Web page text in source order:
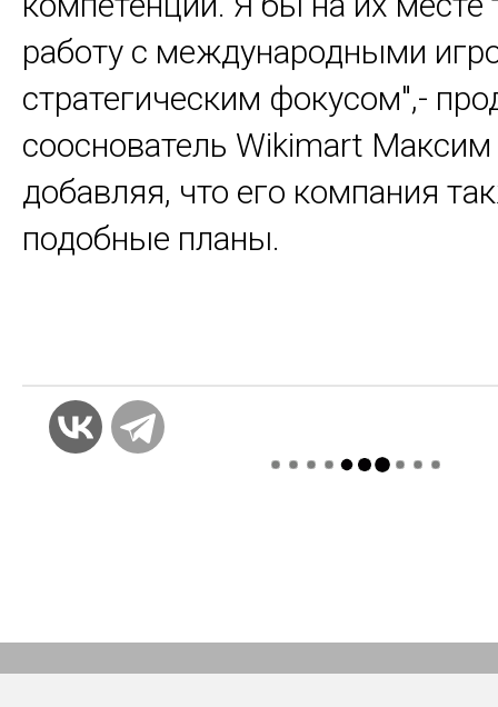
работу с международными
стратегическим фокусом",-
сооснователь Wikimart
добавляя, что его компания
подобные планы.